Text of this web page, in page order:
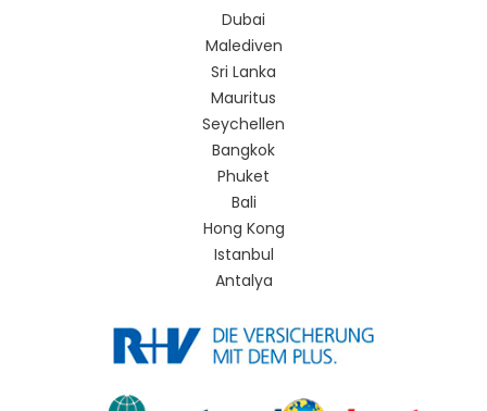
Dubai
Malediven
Sri Lanka
Mauritus
Seychellen
Bangkok
Phuket
Bali
Hong Kong
Istanbul
Antalya